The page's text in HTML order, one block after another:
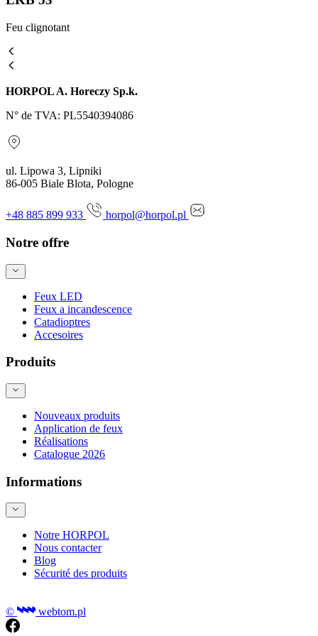
Feu clignotant
HORPOL A. Horeczy Sp.k.
N° de TVA: PL5540394086
ul. Lipowa 3, Lipniki
86-005 Biale Blota, Pologne
+48 885 899 933 horpol@horpol.pl
Notre offre
Feux LED
Feux a incandescence
Catadioptres
Accesoires
Produits
Nouveaux produits
Application de feux
Réalisations
Catalogue 2026
Informations
Notre HORPOL
Nous contacter
Blog
Sécurité des produits
© webtom.pl